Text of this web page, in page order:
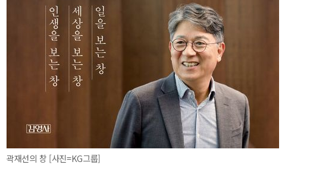
곽재선의 창 [사진=KG그룹]